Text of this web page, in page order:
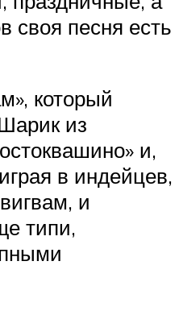
своя песня есть
который
из
и,
в индейцев,
и
типи,